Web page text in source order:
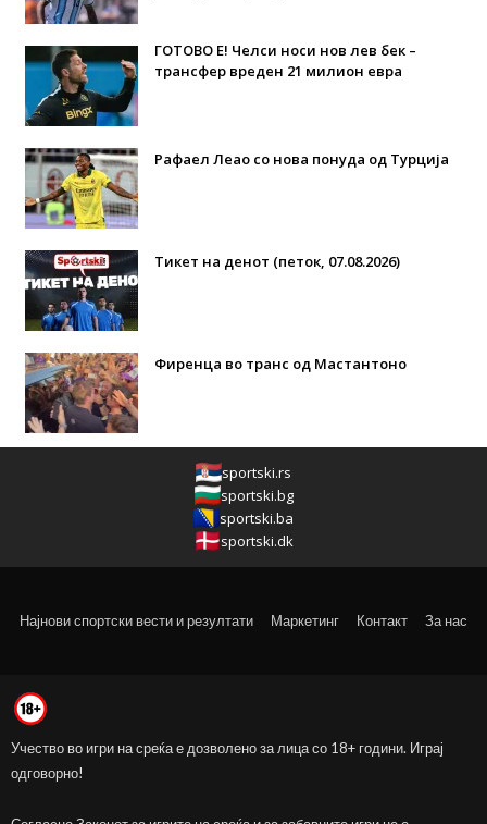
ГОТОВО Е! Челси носи нов лев бек –
трансфер вреден 21 милион евра
Рафаел Леао со нова понуда од Турција
Тикет на денот (петок, 07.08.2026)
Фиренца во транс од Мастантоно
sportski.rs
sportski.bg
sportski.ba
sportski.dk
Најнови спортски вести и резултати Маркетинг Контакт За нас
Учество во игри на среќа е дозволено за лица со 18+ години. Играј
одговорно!